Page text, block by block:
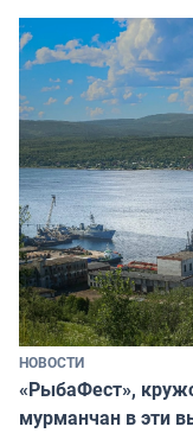
НОВОСТИ
«РыбаФест»,
мурманчан в эти